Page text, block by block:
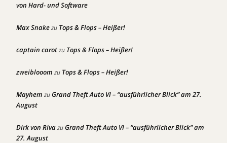
von Hard- und Software
Max Snakezu Tops & Flops – Heißer!
captain carotzu Tops & Flops – Heißer!
zweiblooom zu Tops & Flops – Heißer!
Mayhem zuGrand Theft Auto VI – “ausführlicher Blick” am 27.
August
Dirk von RivazuGrand Theft Auto VI – “ausführlicher Blick” am
27. August